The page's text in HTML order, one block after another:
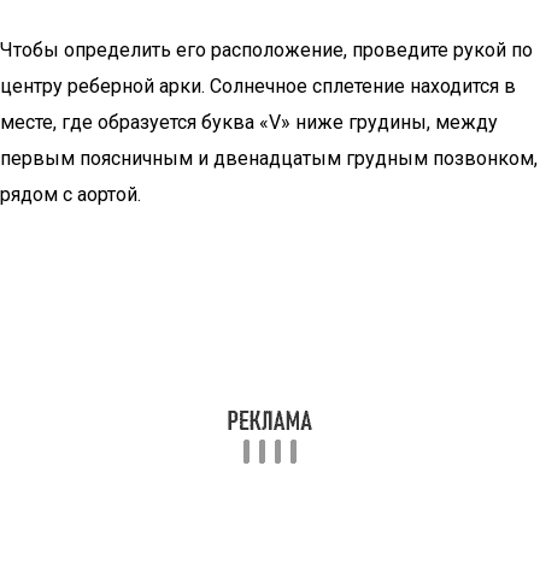
Чтобы определить его расположение, проведите рукой по
центру реберной арки. Солнечное сплетение находится в
месте, где образуется буква «V» ниже грудины, между
первым поясничным и двенадцатым грудным позвонком,
рядом с аортой.